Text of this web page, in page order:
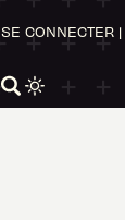
SE CONNECTER |